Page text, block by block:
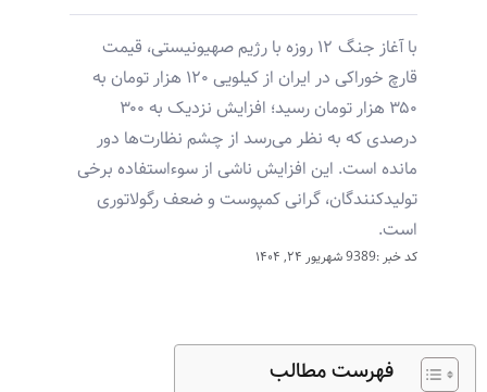
با آغاز جنگ ۱۲ روزه با رژیم صهیونیستی، قیمت
قارچ خوراکی در ایران از کیلویی ۱۲۰ هزار تومان به
۳۵۰ هزار تومان رسید؛ افزایش نزدیک به ۳۰۰
درصدی که به نظر می‌رسد از چشم نظارت‌ها دور
مانده است. این افزایش ناشی از سوءاستفاده برخی
تولیدکنندگان، گرانی کمپوست و ضعف رگولاتوری
است.
کد خبر :9389 شهریور ۲۴, ۱۴۰۴
فهرست مطالب